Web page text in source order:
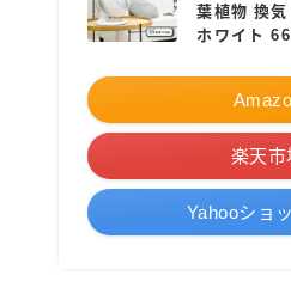
葉植物 換
ホワイト
楽天市
Yahooショ